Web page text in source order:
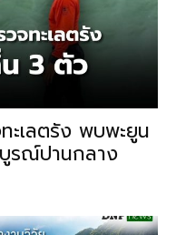
ะเลตรัง พบพะยูน
รณ์ปานกลาง